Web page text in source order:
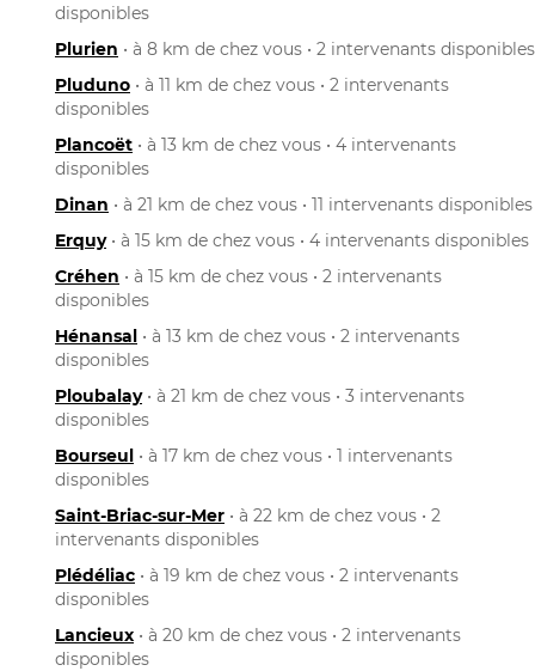
disponibles
Plurien • à 8 km de chez vous • 2 intervenants disponibles
Pluduno • à 11 km de chez vous • 2 intervenants
disponibles
Plancoët • à 13 km de chez vous • 4 intervenants
disponibles
Dinan • à 21 km de chez vous • 11 intervenants disponibles
Erquy• à 15 km de chez vous • 4 intervenants disponibles
Créhen • à 15 km de chez vous • 2 intervenants
disponibles
Hénansal • à 13 km de chez vous • 2 intervenants
disponibles
Ploubalay• à 21 km de chez vous • 3 intervenants
disponibles
Bourseul • à 17 km de chez vous • 1 intervenants
disponibles
Saint-Briac-sur-Mer • à 22 km de chez vous • 2
intervenants disponibles
Plédéliac • à 19 km de chez vous • 2 intervenants
disponibles
Lancieux • à 20 km de chez vous • 2 intervenants
disponibles